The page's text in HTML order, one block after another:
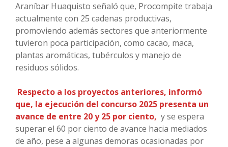
Araníbar Huaquisto señaló que, Procompite trabaja
actualmente con 25 cadenas productivas,
promoviendo además sectores que anteriormente
tuvieron poca participación, como cacao, maca,
plantas aromáticas, tubérculos y manejo de
residuos sólidos.
Respecto a los proyectos anteriores, informó
que, la ejecución del concurso 2025 presenta un
avance de entre 20 y 25 por ciento, y se espera
superar el 60 por ciento de avance hacia mediados
de año, pese a algunas demoras ocasionadas por